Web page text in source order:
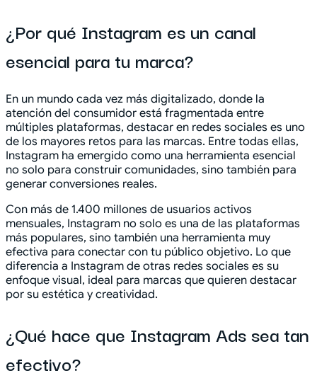
¿Por qué Instagram es un canal
esencial para tu marca?
En un mundo cada vez más digitalizado, donde la
atención del consumidor está fragmentada entre
múltiples plataformas, destacar en redes sociales es uno
de los mayores retos para las marcas. Entre todas ellas,
Instagram ha emergido como una herramienta esencial
no solo para construir comunidades, sino también para
generar conversiones reales.
Con más de 1.400 millones de usuarios activos
mensuales, Instagram no solo es una de las plataformas
más populares, sino también una herramienta muy
efectiva para conectar con tu público objetivo. Lo que
diferencia a Instagram de otras redes sociales es su
enfoque visual, ideal para marcas que quieren destacar
por su estética y creatividad.
¿Qué hace que Instagram Ads sea tan
efectivo?